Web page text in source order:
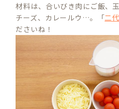
材料は、合いびき肉にご飯、
チーズ、カレールウ…。「二
ださいね！